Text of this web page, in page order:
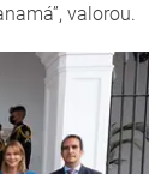
valorou.